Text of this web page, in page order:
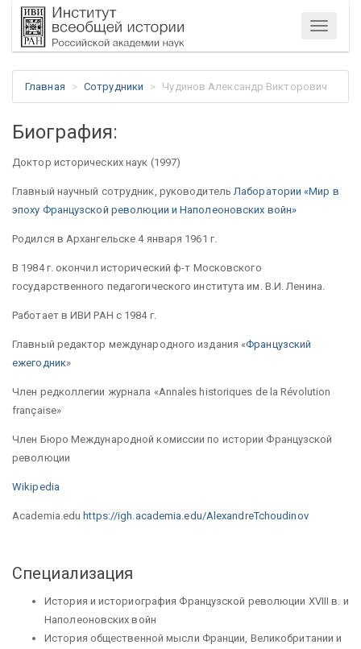
Меню
Главная Сотрудники Чудинов Александр Викторович
Биография:
Доктор исторических наук (1997)
Главный научный сотрудник, руководительЛаборатории «Мир в
эпоху Французской революции и Наполеоновских войн»
Родился в Архангельске 4 января 1961 г.
В 1984 г. окончил исторический ф-т Московского
государственного педагогического института им. В.И. Ленина.
Работает в ИВИ РАН с 1984 г.
Главный редактор международного издания «Французский
ежегодник»
Член редколлегии журнала «Annales historiques de la Révolution
française»
Член Бюро Международной комиссии по истории Французской
революции
Wikipedia
Academia.edu https://igh.academia.edu/AlexandreTchoudinov
Специализация
История и историография Французской революции XVIII в. и
Наполеоновских войн
История общественной мысли Франции, Великобритании и